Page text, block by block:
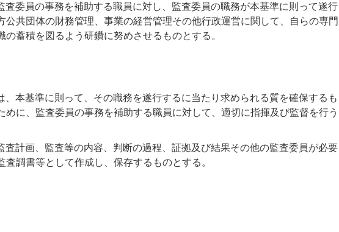
査委員の事務を補助する職員に対し、監査委員の職務が本基準に則って遂行
公共団体の財務管理、事業の経営管理その他行政運営に関して、自らの専門
の蓄積を図るよう研鑽に努めさせるものとする。
、本基準に則って、その職務を遂行するに当たり求められる質を確保するも
めに、監査委員の事務を補助する職員に対して、適切に指揮及び監督を行う
査計画、監査等の内容、判断の過程、証拠及び結果その他の監査委員が必要
査調書等として作成し、保存するものとする。